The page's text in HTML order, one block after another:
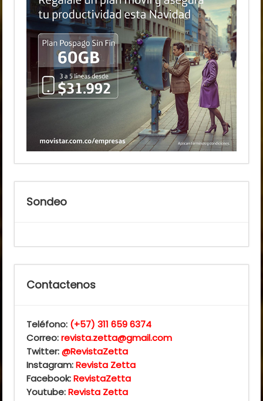
Sondeo
Contactenos
Teléfono: (+57) 311 659 6374
Correo:revista.zetta@gmail.com
Twitter:@RevistaZetta
Instagram:Revista Zetta
Facebook:RevistaZetta
Youtube:Revista Zetta